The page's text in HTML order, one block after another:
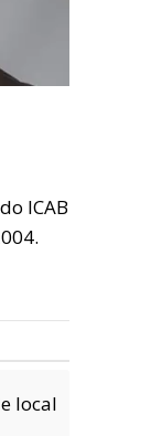
ICAB
local